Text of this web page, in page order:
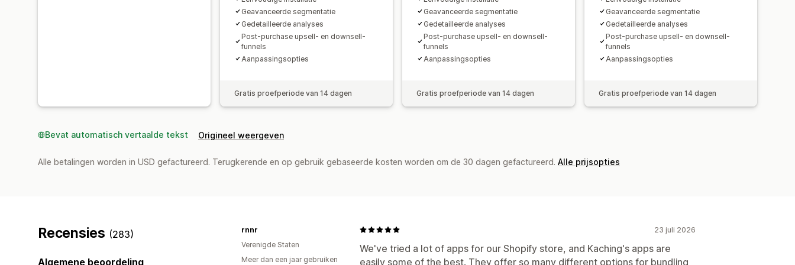
Geavanceerde segmentatie
Gedetailleerde analyses
Post-purchase upsell- en downsell-
funnels
Aanpassingsopties
Gratis proefperiode van 14 dagen
Geavanceerde segmentatie
Gedetailleerde analyses
Post-purchase upsell- en downsell-
funnels
Aanpassingsopties
Gratis proefperiode van 14 dagen
Geavanceerde segmentatie
Gedetailleerde analyses
Post-purchase upsell- en downsell-
funnels
Aanpassingsopties
Gratis proefperiode van 14 dagen
Bevat automatisch vertaalde tekst Origineel weergeven
Alle betalingen worden in USD gefactureerd. Terugkerende en op gebruik gebaseerde kosten worden om de 30 dagen gefactureerd. Alle prijsopties
Recensies (283)
Algemene beoordeling
23 juli 2026
We've tried a lot of apps for our Shopify store, and Kaching's apps are
easily some of the best. They offer so many different options for bundling
rnnr
Verenigde Staten
Meer dan een jaar gebruiken